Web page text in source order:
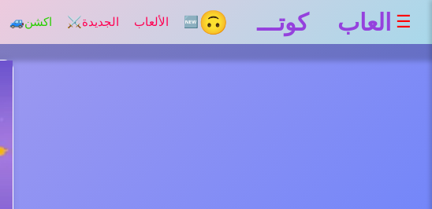
☰ العاب كوتـــ 🙃 🆕 الألعاب الجديدة ⚔️ اكشن🚙